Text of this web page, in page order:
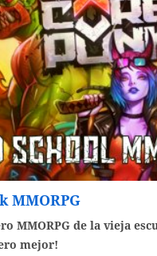
MMORPG
MMORPG de la vieja
mejor!